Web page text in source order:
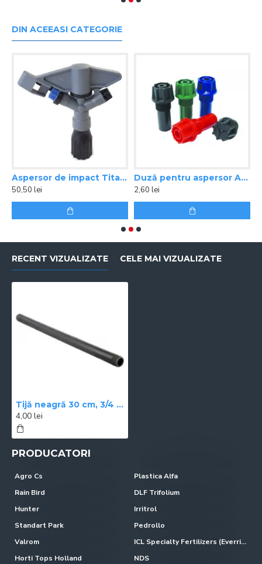
DIN ACEEASI CATEGORIE
Aspersor de impact Titan 1
50,50 lei
Duză pentru aspersor Atlas, Cronos, Titan – albastru
2,60 lei
RECENT VIZUALIZATE CELE MAI VIZUALIZATE
Tijă neagră 30 cm, 3/4 FE
4,00 lei
PRODUCATORI
Agro Cs
Plastica Alfa
Rain Bird
DLF Trifolium
Hunter
Irritrol
Standart Park
Pedrollo
Valrom
ICL Specialty Fertilizers (Everris-Scotts)
Horti Tops Holland
NDS